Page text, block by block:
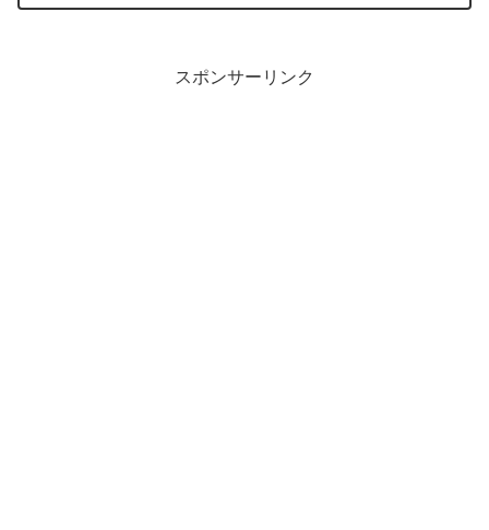
スポンサーリンク